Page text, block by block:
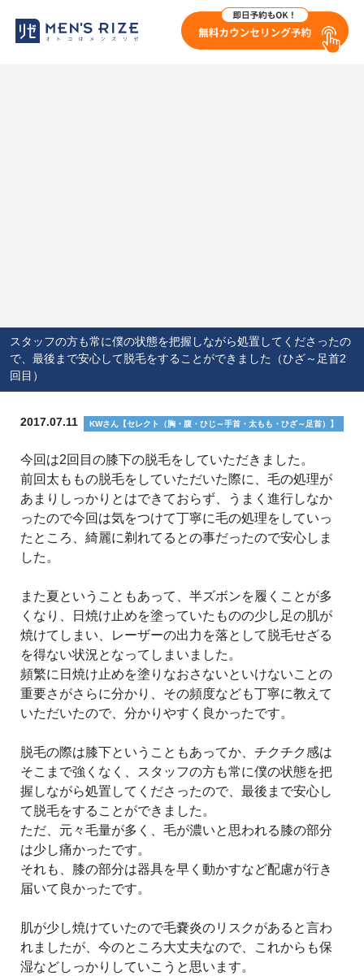
スタッフの方も常に僕の状態を把握しながら処置してくださったの
で、最後まで安心して脱毛をすることができました（ひざ～足首2
回目）
2017.07.11 KWさん【セレクト（胸・腹・ひじ～手首・太もも・ひざ～足首）】
今回は2回目の膝下の脱毛をしていただきました。
前回太ももの脱毛をしていただいた際に、毛の処理が
あまりしっかりとはできておらず、うまく進行しなか
ったので今回は気をつけて丁寧に毛の処理をしていっ
たところ、綺麗に剃れてるとの事だったので安心しま
した。
また夏ということもあって、半ズボンを履くことが多
くなり、日焼け止めを塗っていたものの少し足の肌が
焼けてしまい、レーザーの出力を落として脱毛せざる
を得ない状況となってしまいました。
頻繁に日焼け止めを塗りなおさないといけないことの
重要さがさらに分かり、その頻度なども丁寧に教えて
いただいたので、分かりやすく良かったです。
脱毛の際は膝下ということもあってか、チクチク感は
そこまで強くなく、スタッフの方も常に僕の状態を把
握しながら処置してくださったので、最後まで安心し
て脱毛をすることができました。
ただ、元々毛量が多く、毛が濃いと思われる膝の部分
は少し痛かったです。
それも、膝の部分は器具を早く動かすなど配慮が行き
届いて良かったです。
肌が少し焼けていたので毛嚢炎のリスクがあると言わ
れましたが、今のところ大丈夫なので、これからも保
湿などしっかりしていこうと思います。